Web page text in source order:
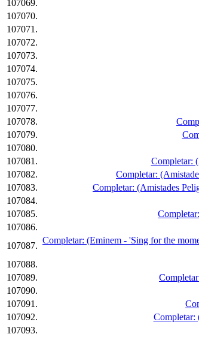
107069.
107070.
107071.
107072.
107073.
107074.
107075.
107076.
107077.
107078.
107079.
107080.
107081.
Completar:
107082.
Completar:
107083.
Completar: (Amistades
107084.
107085.
107086.
107087.
Completar: (Eminem - 'Sing for the
107088.
107089.
107090.
107091.
107092.
Completar:
107093.